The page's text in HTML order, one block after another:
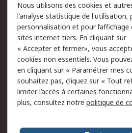
du site
Politique de protection
des données - Mise à
jour
Conditions générales
de vente
Campagnes marketing
A propos de RS
A propos de RS France
Nous utilisons des cookies et
l'analyse statistique de l'utilisation,
personnalisation et pour l’affichage
sites internet tiers. En cliquant sur
« Accepter et fermer», vous
cookies non essentiels. Vous
en cliquant sur « Paramétrer mes
souhaitez pas, cliquez sur « Tout
limiter l’accès à certaines
plus, consultez notre politique de